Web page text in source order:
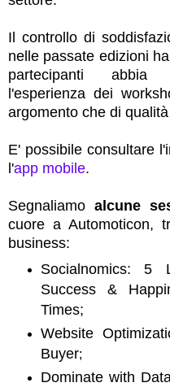
Il controllo di
nelle passate edizioni
partecipanti abbia
l'esperienza dei
argomento che di
E' possibile consultare
l'app mobile.
Segnaliamoalcune
cuore a Automoticon,
business:
Socialnomics: 5
Success &
Times;
Website
Buyer;
Dominate with